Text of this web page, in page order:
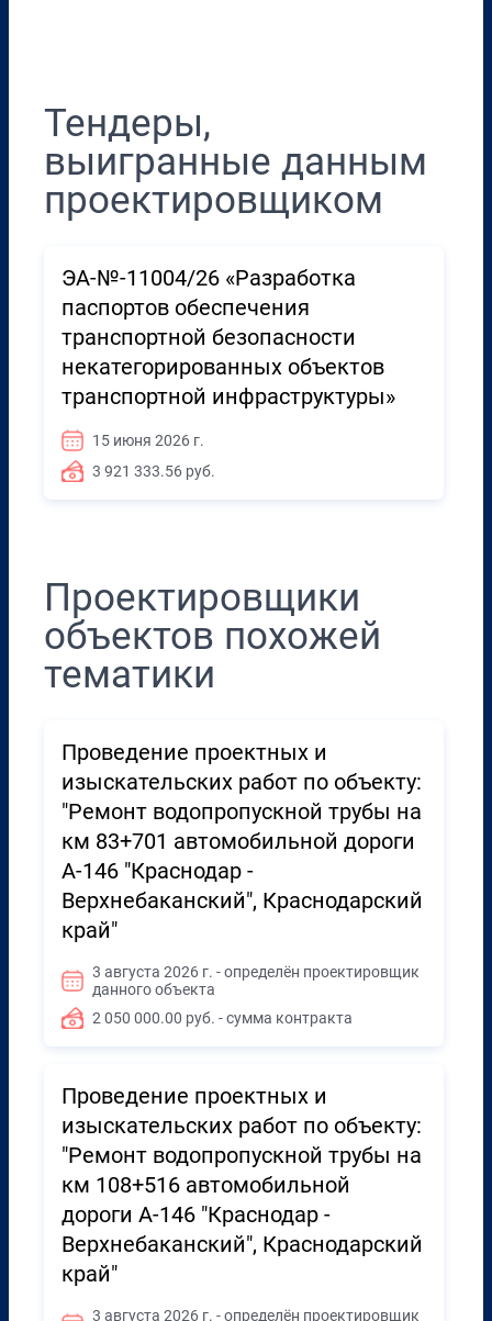
Тендеры,
выигранные данным
проектировщиком
ЭА-№-11004/26 «Разработка
паспортов обеспечения
транспортной безопасности
некатегорированных объектов
транспортной инфраструктуры»
15 июня 2026 г.
3 921 333.56 руб.
Проектировщики
объектов похожей
тематики
Проведение проектных и
изыскательских работ по объекту:
"Ремонт водопропускной трубы на
км 83+701 автомобильной дороги
А-146 "Краснодар -
Верхнебаканский", Краснодарский
край"
3 августа 2026 г. - определён проектировщик
данного объекта
2 050 000.00 руб. - сумма контракта
Проведение проектных и
изыскательских работ по объекту:
"Ремонт водопропускной трубы на
км 108+516 автомобильной
дороги А-146 "Краснодар -
Верхнебаканский", Краснодарский
край"
3 августа 2026 г. - определён проектировщик